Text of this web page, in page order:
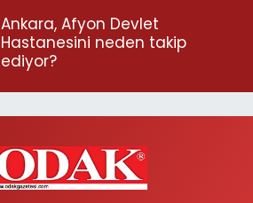
Ankara, Afyon Devlet
Hastanesini neden takip
ediyor?